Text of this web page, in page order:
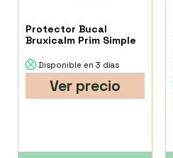
Protector Bucal
Bruxicalm Prim Simple
Disponible en 3 días
Ver precio